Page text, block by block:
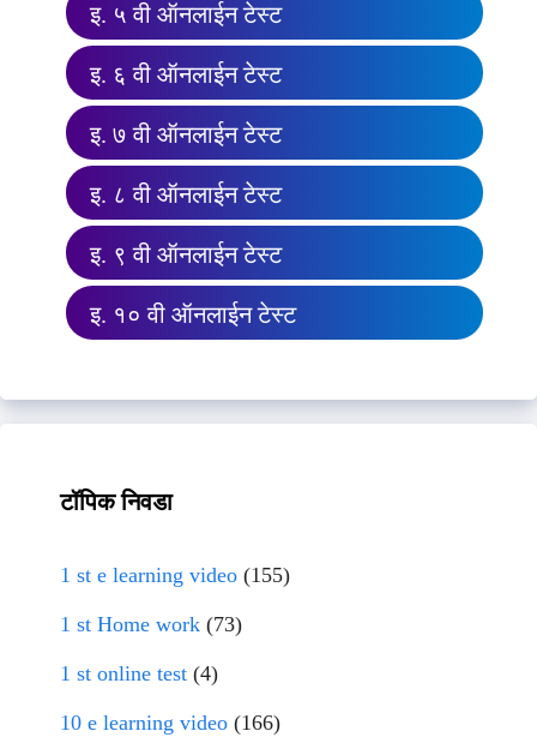
इ. ५ वी ऑनलाईन टेस्ट
इ. ६ वी ऑनलाईन टेस्ट
इ. ७ वी ऑनलाईन टेस्ट
इ. ८ वी ऑनलाईन टेस्ट
इ. ९ वी ऑनलाईन टेस्ट
इ. १० वी ऑनलाईन टेस्ट
टॉपिक निवडा
1 st e learning video (155)
1 st Home work (73)
1 st online test (4)
10 e learning video (166)